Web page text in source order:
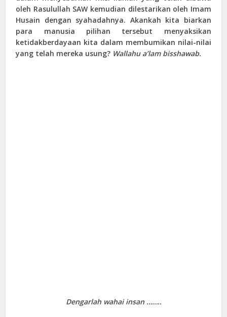
oleh Rasulullah SAW kemudian dilestarikan oleh Imam
Husain dengan syahadahnya. Akankah kita biarkan
para manusia pilihan tersebut menyaksikan
ketidakberdayaan kita dalam membumikan nilai-nilai
yang telah mereka usung? Wallahu a’lam bisshawab.
Dengarlah wahai insan ……..